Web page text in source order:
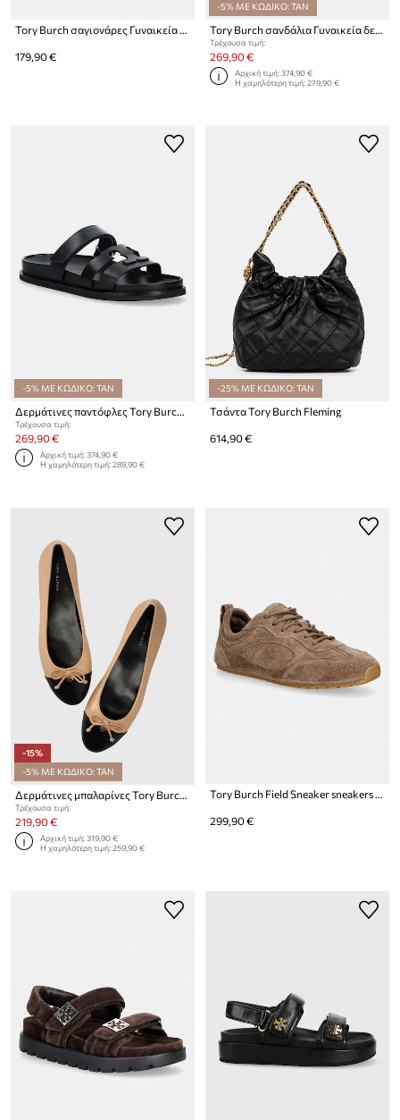
Tory Burch σαγιονάρες Γυναικεία Mellow Buckle Slide
179,90 €
-5% ΜΕ ΚΩΔΙΚΟ: TAN
Tory Burch σανδάλια Γυναικεία δερμάτινα Mellow Sport Sandal
Τρέχουσα τιμή:
269,90 €
Αρχική τιμή:374,90 €
Η χαμηλότερη τιμή:279,90 €
-5% ΜΕ ΚΩΔΙΚΟ: TAN
Δερμάτινες παντόφλες Tory Burch Ines Sport
Τρέχουσα τιμή:
269,90 €
Αρχική τιμή:374,90 €
Η χαμηλότερη τιμή:289,90 €
-25% ΜΕ ΚΩΔΙΚΟ: TAN
Τσάντα Tory Burch Fleming
614,90 €
-15%
-5% ΜΕ ΚΩΔΙΚΟ: TAN
Δερμάτινες μπαλαρίνες Tory Burch CAP-TOE BALLET
Τρέχουσα τιμή:
219,90 €
Αρχική τιμή:319,90 €
Η χαμηλότερη τιμή:259,90 €
299,90 €